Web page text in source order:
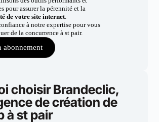
pour assurer la pérennité et la
de votre site internet.
à notre expertise pour vous
de la concurrence à st pair.
abonnement
choisir Brandeclic,
de création de
à st pair